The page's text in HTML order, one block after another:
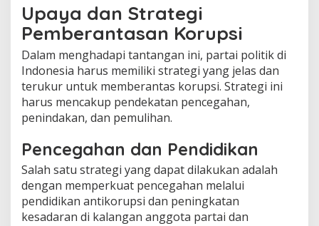
Upaya dan Strategi
Pemberantasan Korupsi
Dalam menghadapi tantangan ini, partai politik di
Indonesia harus memiliki strategi yang jelas dan
terukur untuk memberantas korupsi. Strategi ini
harus mencakup pendekatan pencegahan,
penindakan, dan pemulihan.
Pencegahan dan Pendidikan
Salah satu strategi yang dapat dilakukan adalah
dengan memperkuat pencegahan melalui
pendidikan antikorupsi dan peningkatan
kesadaran di kalangan anggota partai dan